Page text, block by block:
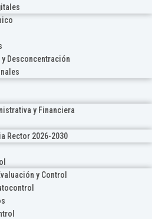
Desconcentración
y Financiera
Rector 2026-2030
y Control